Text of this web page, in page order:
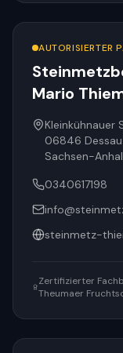
AUTORISIERTER
Mario
Kleinkühnauer
06846
Sachsen-
0340617198
steinmetz-
Zertifizierter
Theumaer